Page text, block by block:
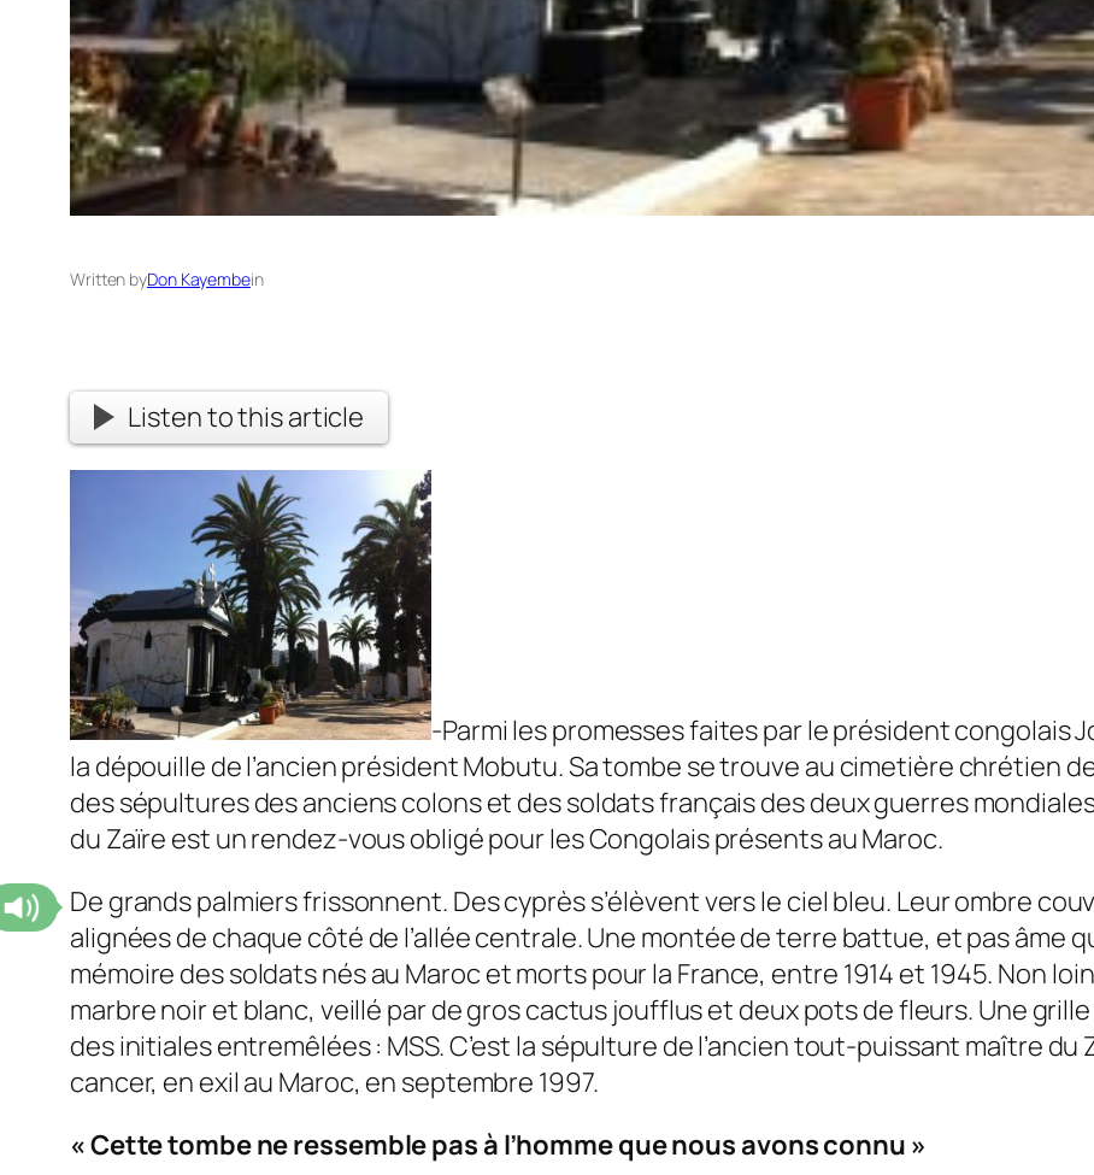
Written byDon Kayembein
Listen to this article
-Parmi les promesses faites par le président congolais
la dépouille de l’ancien président Mobutu. Sa tombe se trouve au cimetière chrétien
des sépultures des anciens colons et des soldats français des deux guerres
du Zaïre est un rendez-vous obligé pour les Congolais présents au Maroc.
De grands palmiers frissonnent. Des cyprès s’élèvent vers le ciel bleu. Leur ombre
alignées de chaque côté de l’allée centrale. Une montée de terre battue, et pas âme
mémoire des soldats nés au Maroc et morts pour la France, entre 1914 et 1945. Non
marbre noir et blanc, veillé par de gros cactus joufflus et deux pots de fleurs. Une
des initiales entremêlées : MSS. C’est la sépulture de l’ancien tout-puissant maître du
cancer, en exil au Maroc, en septembre 1997.
« Cette tombe ne ressemble pas à l’homme que nous avons connu »